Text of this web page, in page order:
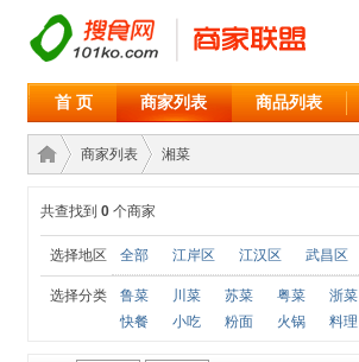
首 页 商家列表 商品列表
商家›
商家列表
›
湘菜
共查找到 0 个商家
选择地区 全部 江岸区 江汉区 武昌区
选择分类 鲁菜 川菜 苏菜 粤菜 浙菜
快餐
小吃 粉面 火锅 料理